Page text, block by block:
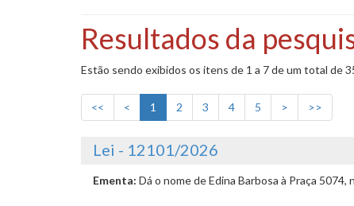
Resultados da
Estão sendo exibidos os itens de 1 a 7 de um total de
<< < 1 2 3 4 5 > >>
Lei - 12101/2026
Ementa: Dá o nome de Edina Barbosa à Praça